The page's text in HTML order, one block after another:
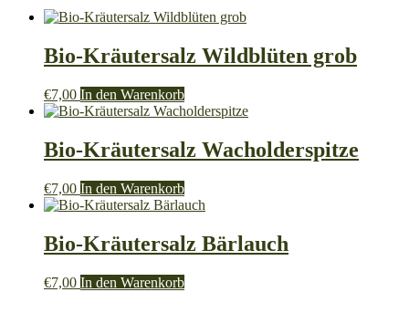
Bio-Kräutersalz Wildblüten grob
€7,00 In den Warenkorb
Bio-Kräutersalz Wacholderspitze
€7,00 In den Warenkorb
Bio-Kräutersalz Bärlauch
€7,00 In den Warenkorb